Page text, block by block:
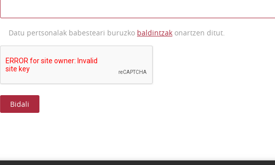
Datu pertsonalak babesteari buruzko baldintzak onartzen ditut.